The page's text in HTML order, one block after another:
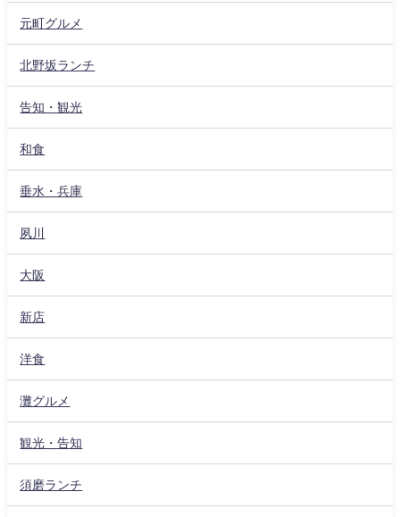
元町グルメ
北野坂ランチ
告知・観光
和食
垂水・兵庫
夙川
大阪
新店
洋食
灘グルメ
観光・告知
須磨ランチ